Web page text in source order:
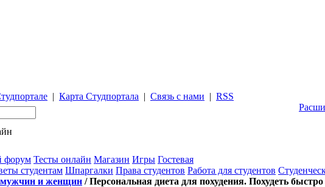
| Карта Студпортала | Связь с нами | RSS
форум Тесты онлайн Магазин Игры Гостевая
студентам Шпаргалки Права студентов Работа для студентов
мужчин и женщин / Персональная диета для похудения. Похудеть